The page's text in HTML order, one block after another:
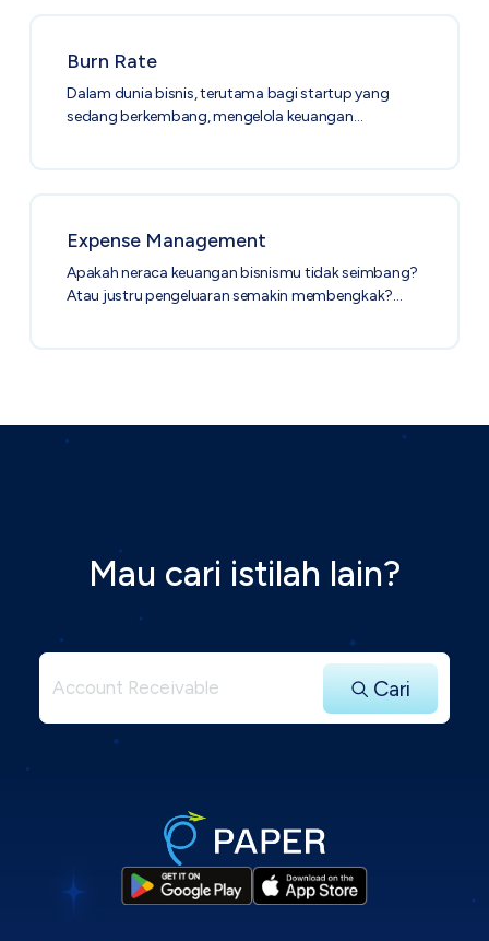
Burn Rate
Dalam dunia bisnis, terutama bagi startup yang
sedang berkembang, mengelola keuangan…
Expense Management
Apakah neraca keuangan bisnismu tidak seimbang?
Atau justru pengeluaran semakin membengkak?…
Mau cari istilah lain?
Cari